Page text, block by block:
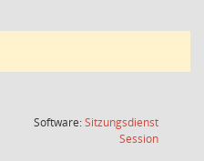
Software:Sitzungsdienst
Session(Wird in